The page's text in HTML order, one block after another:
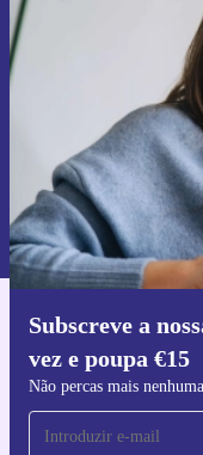
Subscreve a
vez e poupa €15
Não percas mais
Não
Informações sobre o
nossa
Política de
Faz
Para